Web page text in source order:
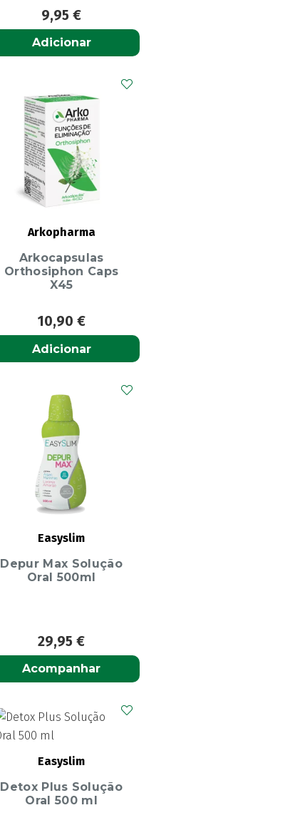
9,95€
Adicionar
Arkopharma
Arkocapsulas
Orthosiphon Caps
X45
10,90 €
Adicionar
Easyslim
Depur Max Solução
Oral 500ml
29,95€
Acompanhar
Easyslim
Detox Plus Solução
Oral 500 ml